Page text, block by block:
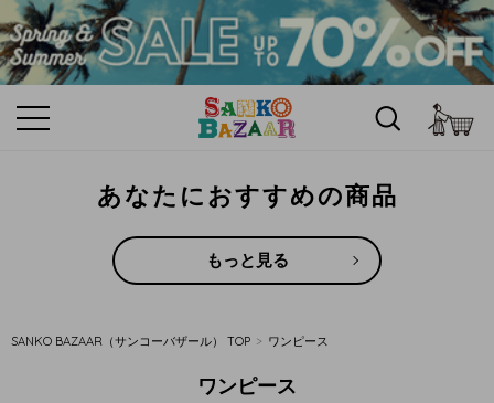
あなたにおすすめの商品
もっと見る
SANKO BAZAAR（サンコーバザール） TOP ワンピース
ワンピース